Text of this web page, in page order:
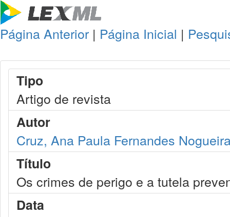
Página Anterior | Página Inicial |
Tipo
Artigo de revista
Autor
Cruz, Ana Paula Fernandes
Título
Os crimes de perigo e a tutela
Data